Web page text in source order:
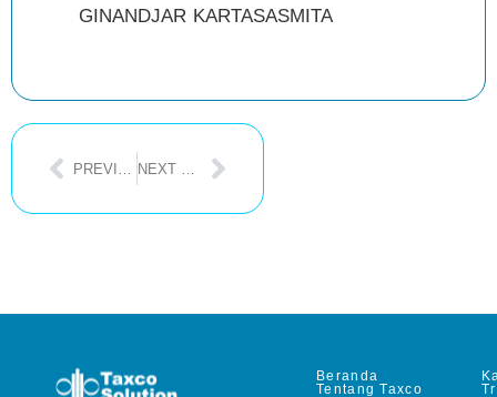
GINANDJAR KARTASASMITA
Beranda
Tentang Taxco